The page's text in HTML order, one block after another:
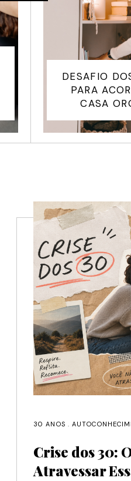
DESAFIO
PARA
CASA
30 ANOS .
Crise dos 30:
Atravessar